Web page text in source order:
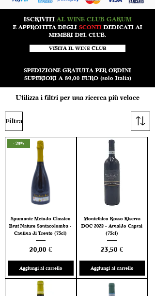
ISCRIVITIAL WINE CLUB GARUM
E APPROFITTA DEGLI SCONTIDEDICATI AI
MEMBRI DEL CLUB.
VISITA IL WINE CLUB
SPEDIZIONE GRATUITA PER ORDINI
SUPERIORI A 89,00 EURO (solo Italia)
Utilizza i filtri per una ricerca più veloce
Filtra
- 25%
Spumante Metodo Classico
Brut Nature Santacolomba -
Cantina di Trento (75cl)
Prezzo
20,00 €
Aggiungi al carrello
Montefalco Rosso Riserva
DOC 2022 - Arnaldo Caprai
(75cl)
Prezzo
23,50 €
Aggiungi al carrello